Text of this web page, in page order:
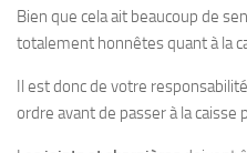
Bien que cela ait beaucoup de
totalement honnêtes quant à la
Il est donc de votre
ordre avant de passer à la